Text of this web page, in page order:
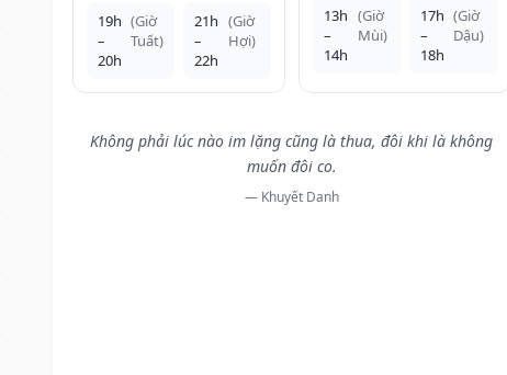
19h
–
20h
(Giờ
Tuất)
21h
–
22h
(Giờ
Hợi)
13h
–
14h
(Giờ
Mùi)
17h
–
18h
(Giờ
Dậu)
Không phải lúc nào im lặng cũng là thua, đôi khi là không
muốn đôi co.
— Khuyết Danh